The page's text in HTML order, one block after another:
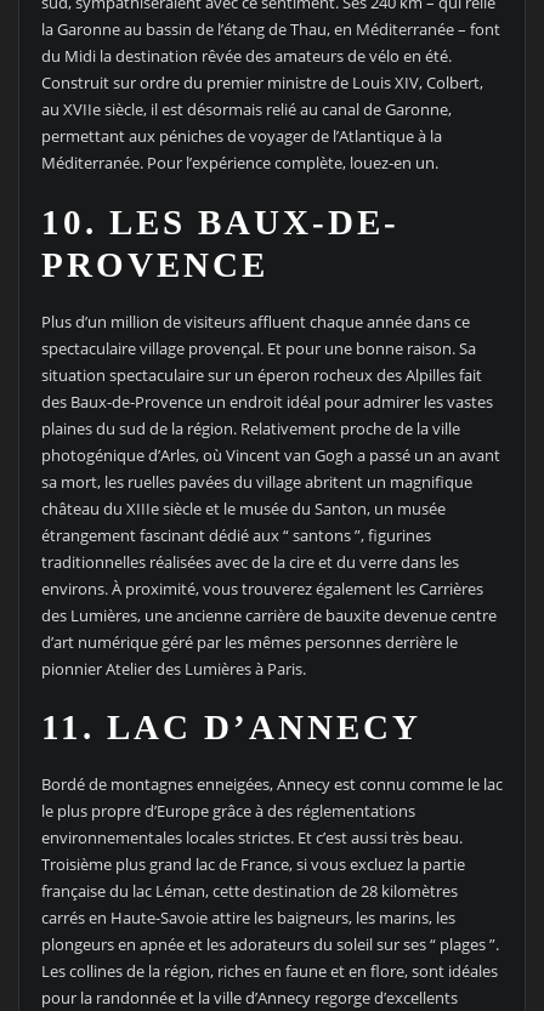
la Garonne au bassin de l’étang de Thau, en Méditerranée – font
du Midi la destination rêvée des amateurs de vélo en été.
Construit sur ordre du premier ministre de Louis XIV, Colbert,
au XVIIe siècle, il est désormais relié au canal de Garonne,
permettant aux péniches de voyager de l’Atlantique à la
Méditerranée. Pour l’expérience complète, louez-en un.
10. LES BAUX-DE-
PROVENCE
Plus d’un million de visiteurs affluent chaque année dans ce
spectaculaire village provençal. Et pour une bonne raison. Sa
situation spectaculaire sur un éperon rocheux des Alpilles fait
des Baux-de-Provence un endroit idéal pour admirer les vastes
plaines du sud de la région. Relativement proche de la ville
photogénique d’Arles, où Vincent van Gogh a passé un an avant
sa mort, les ruelles pavées du village abritent un magnifique
château du XIIIe siècle et le musée du Santon, un musée
étrangement fascinant dédié aux “ santons ”, figurines
traditionnelles réalisées avec de la cire et du verre dans les
environs. À proximité, vous trouverez également les Carrières
des Lumières, une ancienne carrière de bauxite devenue centre
d’art numérique géré par les mêmes personnes derrière le
pionnier Atelier des Lumières à Paris.
11. LAC D’ANNECY
Bordé de montagnes enneigées, Annecy est connu comme le lac
le plus propre d’Europe grâce à des réglementations
environnementales locales strictes. Et c’est aussi très beau.
Troisième plus grand lac de France, si vous excluez la partie
française du lac Léman, cette destination de 28 kilomètres
carrés en Haute-Savoie attire les baigneurs, les marins, les
plongeurs en apnée et les adorateurs du soleil sur ses “ plages ”.
Les collines de la région, riches en faune et en flore, sont idéales
pour la randonnée et la ville d’Annecy regorge d’excellents